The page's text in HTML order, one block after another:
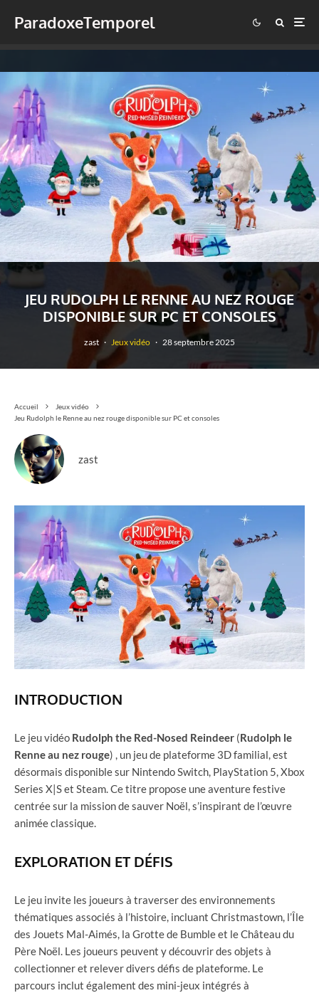
ParadoxeTemporel
JEU RUDOLPH LE RENNE AU NEZ ROUGE
DISPONIBLE SUR PC ET CONSOLES
zast · Jeux vidéo · 28 septembre 2025
Accueil
Jeux vidéo
Jeu Rudolph le Renne au nez rouge disponible sur PC et consoles
zast
INTRODUCTION
Le jeu vidéo Rudolph the Red-Nosed Reindeer (Rudolph le
Renne au nez rouge) , un jeu de plateforme 3D familial, est
désormais disponible sur Nintendo Switch, PlayStation 5, Xbox
Series X|S et Steam. Ce titre propose une aventure festive
centrée sur la mission de sauver Noël, s’inspirant de l’œuvre
animée classique.
EXPLORATION ET DÉFIS
Le jeu invite les joueurs à traverser des environnements
thématiques associés à l’histoire, incluant Christmastown, l’Île
des Jouets Mal-Aimés, la Grotte de Bumble et le Château du
Père Noël. Les joueurs peuvent y découvrir des objets à
collectionner et relever divers défis de plateforme. Le
parcours inclut également des mini-jeux intégrés à